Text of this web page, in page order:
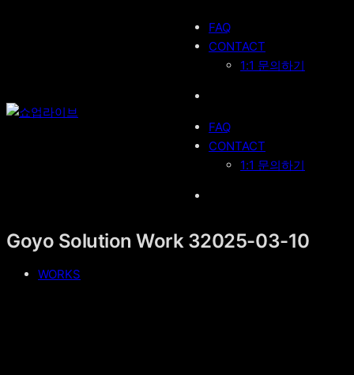
로
FAQ
CONTACT
1:1 문의하기
FAQ
CONTACT
1:1 문의하기
Goyo Solution Work 32025-03-10
WORKS